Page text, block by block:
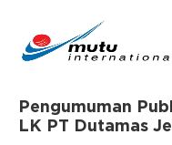
Pengumuman
LK PT Dutamas